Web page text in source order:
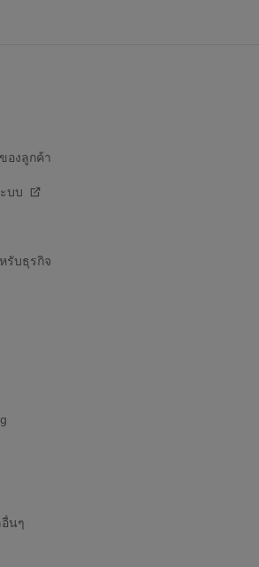
องลูกค้า
บบ
รับธุรกิจ
นๆ